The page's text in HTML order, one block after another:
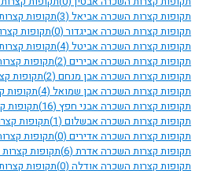
תקופות קצרות השכרה אביאל (3) תקופות
תקופות קצרות השכרה אביגדור (0) תקופות
תקופות קצרות השכרה אביטל (4) תקופות
תקופות קצרות השכרה אבירים (2) תקופות
תקופות קצרות השכרה אבן מנחם (2) תקופות
תקופות קצרות השכרה אבן שמואל (4) תקופות
תקופות קצרות השכרה אבני חפץ (16) תקופות
תקופות קצרות השכרה אבשלום (1) תקופות
תקופות קצרות השכרה אדירים (0) תקופות
תקופות קצרות השכרה אדרת (6) תקופות
תקופות קצרות השכרה אודלה (0) תקופות